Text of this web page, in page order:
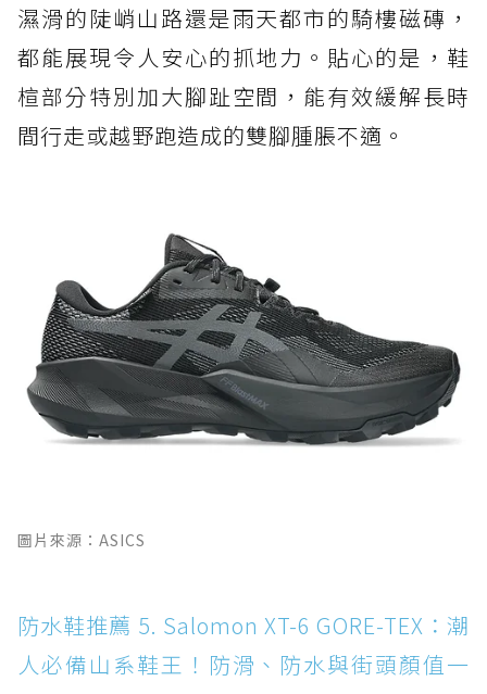
濕滑的陡峭山路還是雨天都市的騎樓磁磚，
都能展現令人安心的抓地力。貼心的是，鞋
楦部分特別加大腳趾空間，能有效緩解長時
間行走或越野跑造成的雙腳腫脹不適。
圖片來源：ASICS
防水鞋推薦 5. Salomon XT-6 GORE-TEX：潮
人必備山系鞋王！防滑、防水與街頭顏值一